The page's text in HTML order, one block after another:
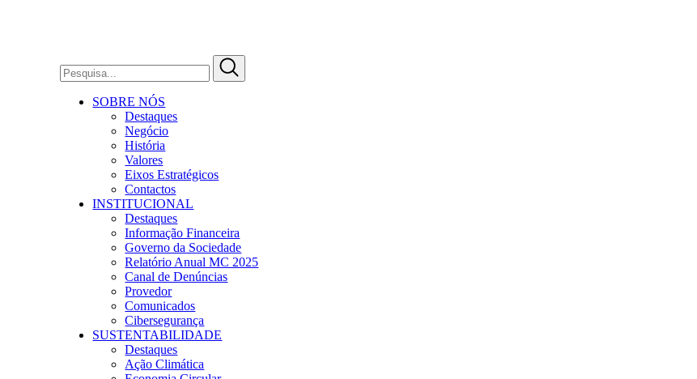
SOBRE NÓS
Destaques
Negócio
História
Valores
Eixos Estratégicos
Contactos
INSTITUCIONAL
Destaques
Informação Financeira
Governo da Sociedade
Relatório Anual MC 2025
Canal de Denúncias
Provedor
Comunicados
Cibersegurança
SUSTENTABILIDADE
Destaques
Ação Climática